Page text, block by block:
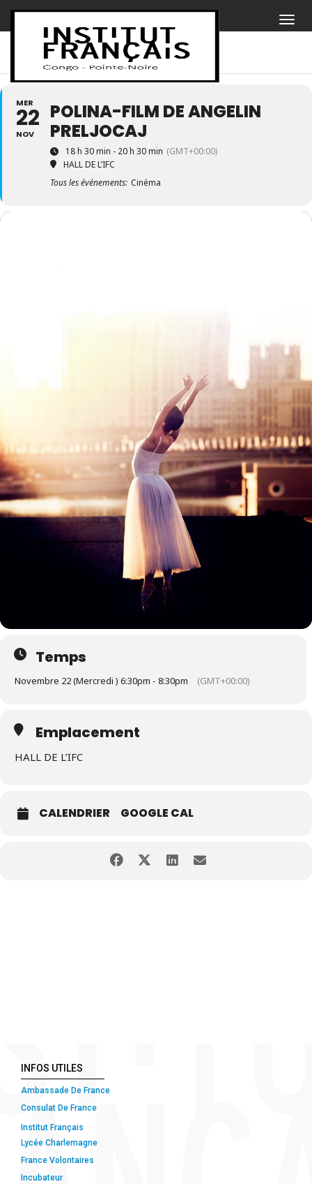
MER
22
NOV
POLINA-FILM DE ANGELIN
PRELJOCAJ
18 h 30 min - 20 h 30 min (GMT+00:00)
HALL DE L’IFC
Tous les événements: Cinéma
Temps
Novembre 22 (Mercredi ) 6:30pm - 8:30pm (GMT+00:00)
Emplacement
HALL DE L’IFC
CALENDRIER GOOGLE CAL
INFOS UTILES
Ambassade De France
Consulat De France
Institut Français
Lycée Charlemagne
France Volontaires
Incubateur